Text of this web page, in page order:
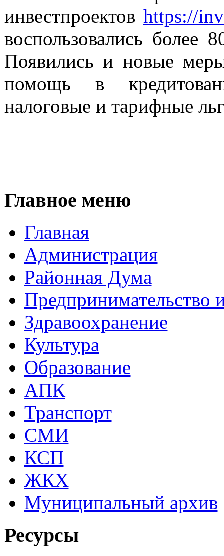
инвестпроектов https://
воспользовались более
Появились и новые
помощь в
налоговые и тарифные
Главное меню
Главная
Администрация
Районная Дума
Предпринимательство
Здравоохранение
Культура
Образование
АПК
Транспорт
СМИ
КСП
ЖКХ
Муниципальный архив
Ресурсы